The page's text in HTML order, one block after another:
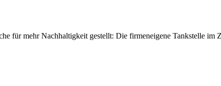
für mehr Nachhaltigkeit gestellt: Die firmeneigene Tankstelle